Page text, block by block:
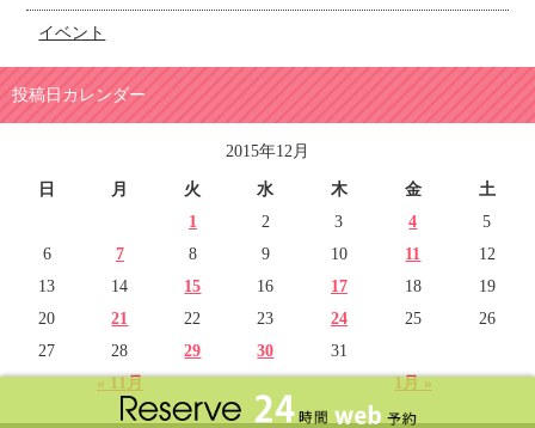
イベント
投稿日カレンダー
2015年12月
日 月 火 水 木 金 土
« 11月 1月 »
1 2 3 4
5
6
7 8 9 10 11
12
13
14 15 16 17 18
19
20
21 22 23 24 25
26
27
28 29 30 31